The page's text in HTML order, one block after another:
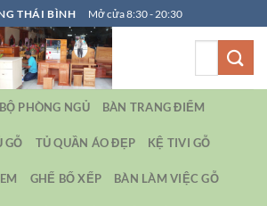
THÁI BÌNH Mở cửa 8:30 - 20:30
BỘ PHÒNG NGỦ BÀN TRANG ĐIỂM
GỖ TỦ QUẦN ÁO ĐẸP KỆ TIVI GỖ
GHẾ BỐ XẾP BÀN LÀM VIỆC GỖ